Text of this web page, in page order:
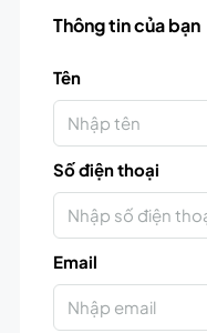
Thông tin của bạn
Tên
Số điện thoại
Email